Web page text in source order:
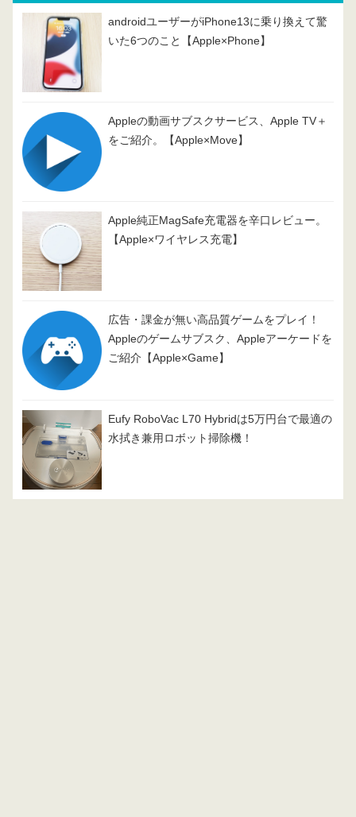
androidユーザーがiPhone13に乗り換えて驚
いた6つのこと【Apple×Phone】
Appleの動画サブスクサービス、Apple TV＋
をご紹介。【Apple×Move】
Apple純正MagSafe充電器を辛口レビュー。
【Apple×ワイヤレス充電】
広告・課金が無い高品質ゲームをプレイ！
Appleのゲームサブスク、Appleアーケードを
ご紹介【Apple×Game】
Eufy RoboVac L70 Hybridは5万円台で最適の
水拭き兼用ロボット掃除機！